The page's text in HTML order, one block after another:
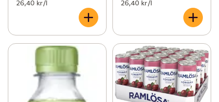
26,40 kr /l 26,40 kr /l